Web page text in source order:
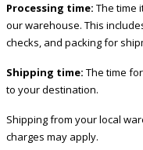
обеспечивает
суровых погодных
металлическое шасси,
Экономия
CP-150 специально
Processing time: The time
our warehouse. This
checks, and packing for
Shipping time: The time
to your destination.
Shipping from your local
charges may apply.